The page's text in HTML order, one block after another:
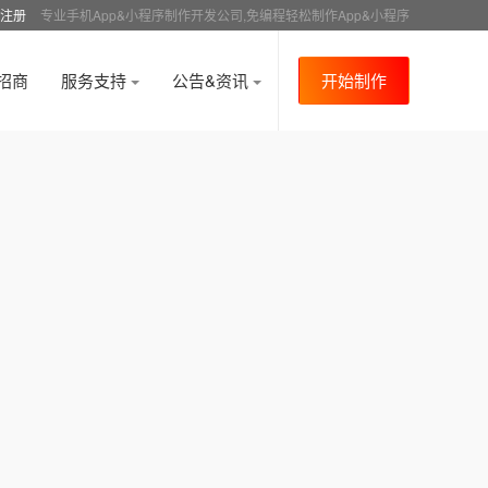
册 专业手机App&小程序制作开发公司,免编程轻松制作App&小程序
商 服务支持 公告&资讯 开始制作